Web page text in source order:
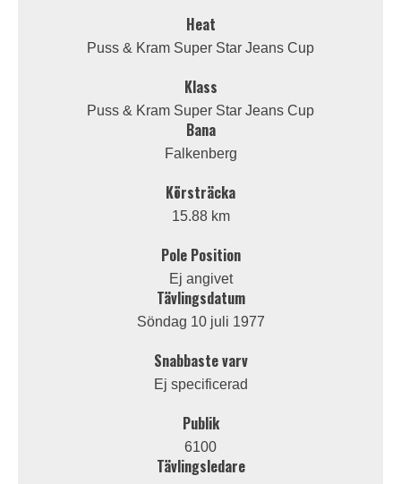
Heat
Puss & Kram Super Star Jeans Cup
Klass
Puss & Kram Super Star Jeans Cup
Bana
Falkenberg
Körsträcka
15.88 km
Pole Position
Ej angivet
Tävlingsdatum
Söndag 10 juli 1977
Snabbaste varv
Ej specificerad
Publik
6100
Tävlingsledare